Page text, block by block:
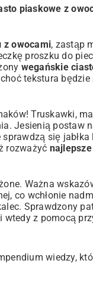
piaskowe z
z owocami, zastąp
proszku do
wegańskie
tekstura
Truskawki,
Jesienią postaw
się jabłka
rozważyć
Ważna
co wchłonie
Sprawdzony
wtedy z pomocą
wiedzy,